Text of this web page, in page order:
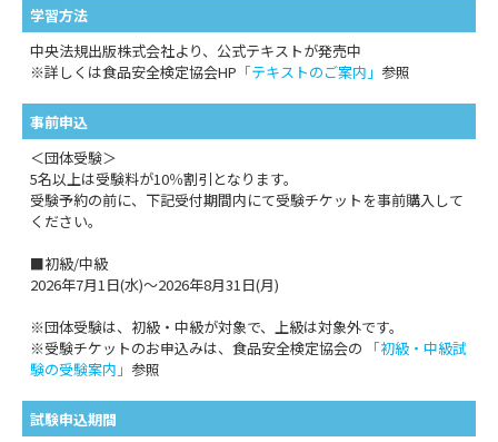
学習方法
中央法規出版株式会社より、公式テキストが発売中
※詳しくは食品安全検定協会HP 「テキストのご案内」 参照
事前申込
＜団体受験＞
5名以上は受験料が10％割引となります。
受験予約の前に、下記受付期間内にて受験チケットを事前購入して
ください。
■初級/中級
2026年7月1日(水)～2026年8月31日(月)
※団体受験は、初級・中級が対象で、上級は対象外です。
※受験チケットのお申込みは、食品安全検定協会の 「初級・中級試
験の受験案内」 参照
試験申込期間